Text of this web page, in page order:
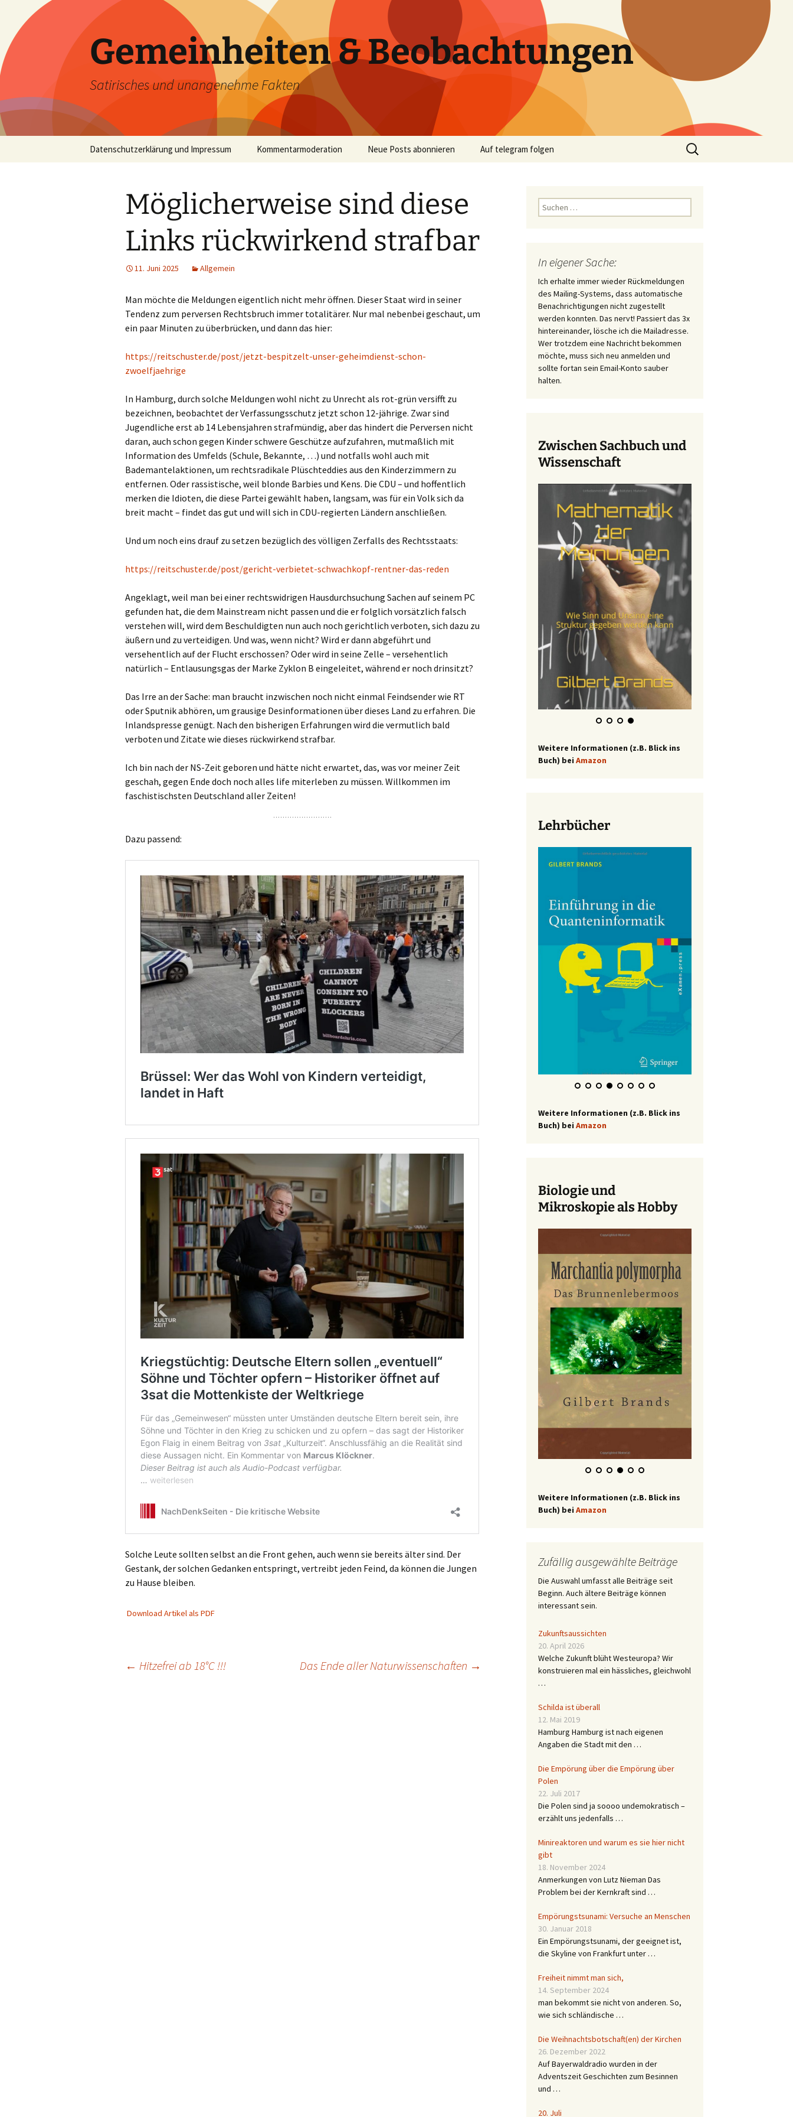
Inhalt
springen
Gemeinheiten & Beobachtungen
Satirisches und unangenehme Fakten
Datenschutzerklärung und Impressum Kommentarmoderation Neue Posts abonnieren Auf telegram folgen
Suchen
nach:
Möglicherweise sind diese
Links rückwirkend strafbar
11. Juni 2025 Allgemein
Man möchte die Meldungen eigentlich nicht mehr öffnen. Dieser Staat wird in seiner
Tendenz zum perversen Rechtsbruch immer totalitärer. Nur mal nebenbei geschaut, um
ein paar Minuten zu überbrücken, und dann das hier:
https://reitschuster.de/post/jetzt-bespitzelt-unser-geheimdienst-schon-
zwoelfjaehrige
In Hamburg, durch solche Meldungen wohl nicht zu Unrecht als rot-grün versifft zu
bezeichnen, beobachtet der Verfassungsschutz jetzt schon 12-jährige. Zwar sind
Jugendliche erst ab 14 Lebensjahren strafmündig, aber das hindert die Perversen nicht
daran, auch schon gegen Kinder schwere Geschütze aufzufahren, mutmaßlich mit
Information des Umfelds (Schule, Bekannte, …) und notfalls wohl auch mit
Bademantelaktionen, um rechtsradikale Plüschteddies aus den Kinderzimmern zu
entfernen. Oder rassistische, weil blonde Barbies und Kens. Die CDU – und hoffentlich
merken die Idioten, die diese Partei gewählt haben, langsam, was für ein Volk sich da
breit macht – findet das gut und will sich in CDU-regierten Ländern anschließen.
Und um noch eins drauf zu setzen bezüglich des völligen Zerfalls des Rechtsstaats:
https://reitschuster.de/post/gericht-verbietet-schwachkopf-rentner-das-reden
Angeklagt, weil man bei einer rechtswidrigen Hausdurchsuchung Sachen auf seinem PC
gefunden hat, die dem Mainstream nicht passen und die er folglich vorsätzlich falsch
verstehen will, wird dem Beschuldigten nun auch noch gerichtlich verboten, sich dazu zu
äußern und zu verteidigen. Und was, wenn nicht? Wird er dann abgeführt und
versehentlich auf der Flucht erschossen? Oder wird in seine Zelle – versehentlich
natürlich – Entlausungsgas der Marke Zyklon B eingeleitet, während er noch drinsitzt?
Das Irre an der Sache: man braucht inzwischen noch nicht einmal Feindsender wie RT
oder Sputnik abhören, um grausige Desinformationen über dieses Land zu erfahren. Die
Inlandspresse genügt. Nach den bisherigen Erfahrungen wird die vermutlich bald
verboten und Zitate wie dieses rückwirkend strafbar.
Ich bin nach der NS-Zeit geboren und hätte nicht erwartet, das, was vor meiner Zeit
geschah, gegen Ende doch noch alles life miterleben zu müssen. Willkommen im
faschistischsten Deutschland aller Zeiten!
Dazu passend:
Solche Leute sollten selbst an die Front gehen, auch wenn sie bereits älter sind. Der
Gestank, der solchen Gedanken entspringt, vertreibt jeden Feind, da können die Jungen
zu Hause bleiben.
Download Artikel als PDF
Beitragsnavigation
← Hitzefrei ab 18°C !!! Das Ende aller Naturwissenschaften →
Suchen
nach:
In eigener Sache:
Ich erhalte immer wieder Rückmeldungen
des Mailing-Systems, dass automatische
Benachrichtigungen nicht zugestellt
werden konnten. Das nervt! Passiert das 3x
hintereinander, lösche ich die Mailadresse.
Wer trotzdem eine Nachricht bekommen
möchte, muss sich neu anmelden und
sollte fortan sein Email-Konto sauber
halten.
Zwischen Sachbuch und
Wissenschaft
Weitere Informationen (z.B. Blick ins
Weitere Informationen (z.B. Blick ins
Buch) bei Amazon
Biologie und
Mikroskopie als Hobby
Weitere Informationen (z.B. Blick ins
Buch) bei Amazon
Zufällig ausgewählte Beiträge
Die Auswahl umfasst alle Beiträge seit
Beginn. Auch ältere Beiträge können
interessant sein.
Zukunftsaussichten
20. April 2026
Welche Zukunft blüht Westeuropa? Wir
konstruieren mal ein hässliches, gleichwohl
…
Schilda ist überall
12. Mai 2019
Hamburg Hamburg ist nach eigenen
Angaben die Stadt mit den …
Die Empörung über die Empörung über
Polen
22. Juli 2017
Die Polen sind ja soooo undemokratisch –
erzählt uns jedenfalls …
Minireaktoren und warum es sie hier nicht
gibt
18. November 2024
Anmerkungen von Lutz Nieman Das
Problem bei der Kernkraft sind …
Empörungstsunami: Versuche an Menschen
30. Januar 2018
Ein Empörungstsunami, der geeignet ist,
die Skyline von Frankfurt unter …
Freiheit nimmt man sich,
14. September 2024
man bekommt sie nicht von anderen. So,
wie sich schländische …
Die Weihnachtsbotschaft(en) der Kirchen
26. Dezember 2022
Auf Bayerwaldradio wurden in der
Adventszeit Geschichten zum Besinnen
und …
20. Juli